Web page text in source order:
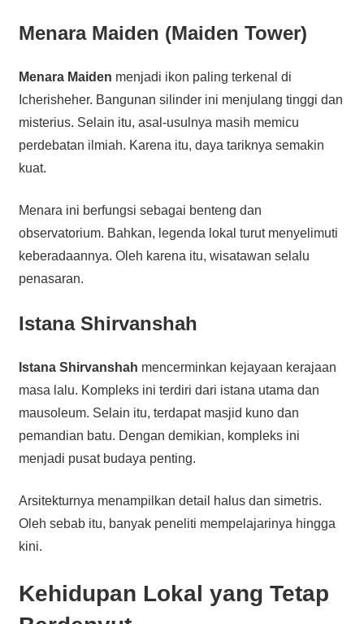
Menara Maiden (Maiden Tower)
Menara Maiden menjadi ikon paling terkenal di
Icherisheher. Bangunan silinder ini menjulang tinggi dan
misterius. Selain itu, asal-usulnya masih memicu
perdebatan ilmiah. Karena itu, daya tariknya semakin
kuat.
Menara ini berfungsi sebagai benteng dan
observatorium. Bahkan, legenda lokal turut menyelimuti
keberadaannya. Oleh karena itu, wisatawan selalu
penasaran.
Istana Shirvanshah
Istana Shirvanshah mencerminkan kejayaan kerajaan
masa lalu. Kompleks ini terdiri dari istana utama dan
mausoleum. Selain itu, terdapat masjid kuno dan
pemandian batu. Dengan demikian, kompleks ini
menjadi pusat budaya penting.
Arsitekturnya menampilkan detail halus dan simetris.
Oleh sebab itu, banyak peneliti mempelajarinya hingga
kini.
Kehidupan Lokal yang Tetap